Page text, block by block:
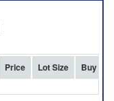
Price Lot Size Buy